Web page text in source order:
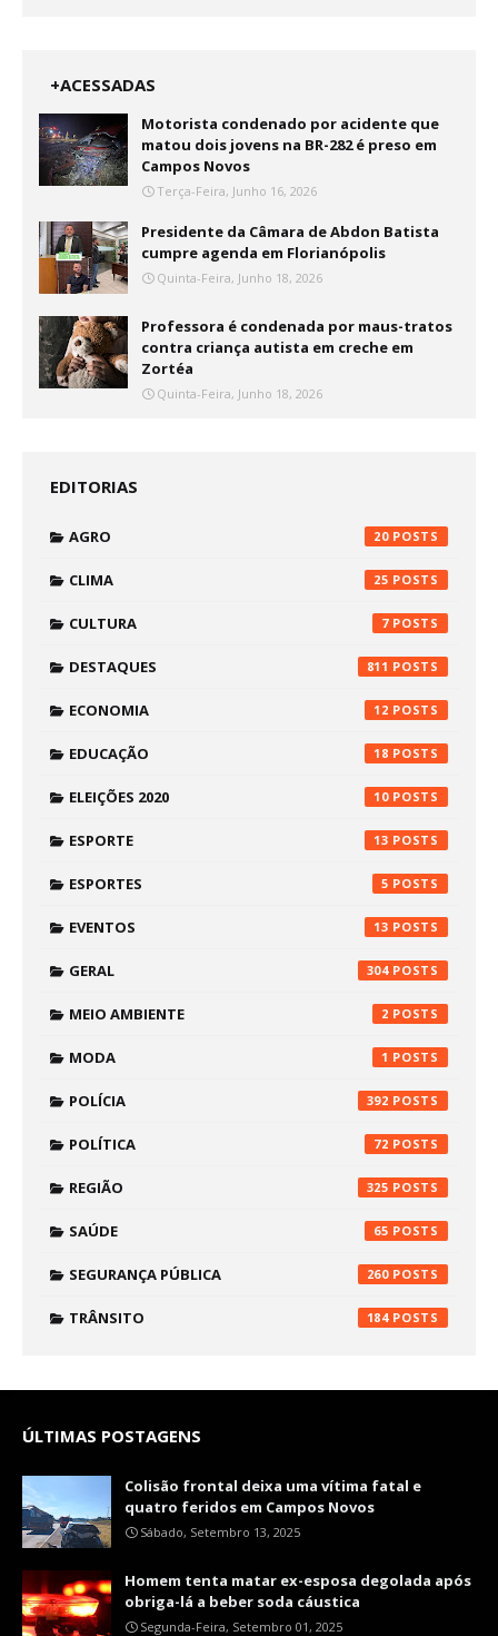
+ACESSADAS
Motorista condenado por acidente que
matou dois jovens na BR-282 é preso em
Campos Novos
Terça-Feira, Junho 16, 2026
Presidente da Câmara de Abdon Batista
cumpre agenda em Florianópolis
Quinta-Feira, Junho 18, 2026
Professora é condenada por maus-tratos
contra criança autista em creche em
Zortéa
Quinta-Feira, Junho 18, 2026
EDITORIAS
AGRO 20
CLIMA 25
CULTURA 7
DESTAQUES 811
ECONOMIA 12
EDUCAÇÃO 18
ELEIÇÕES 2020 10
ESPORTE 13
ESPORTES 5
EVENTOS 13
GERAL 304
MEIO AMBIENTE 2
MODA 1
POLÍCIA 392
POLÍTICA 72
REGIÃO 325
SAÚDE 65
SEGURANÇA PÚBLICA 260
TRÂNSITO 184
ÚLTIMAS POSTAGENS
Colisão frontal deixa uma vítima fatal e
quatro feridos em Campos Novos
Sábado, Setembro 13, 2025
Homem tenta matar ex-esposa degolada após
obriga-lá a beber soda cáustica
Segunda-Feira, Setembro 01, 2025